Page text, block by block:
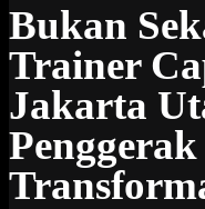
Bukan
Trainer
Jakarta